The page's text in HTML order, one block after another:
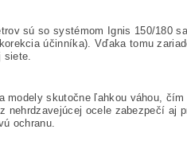
sú so systémom Ignis 150/180
účinníka). Vďaka tomu
siete.
skutočne ľahkou váhou,
ocele zabezpečí aj
ochranu.